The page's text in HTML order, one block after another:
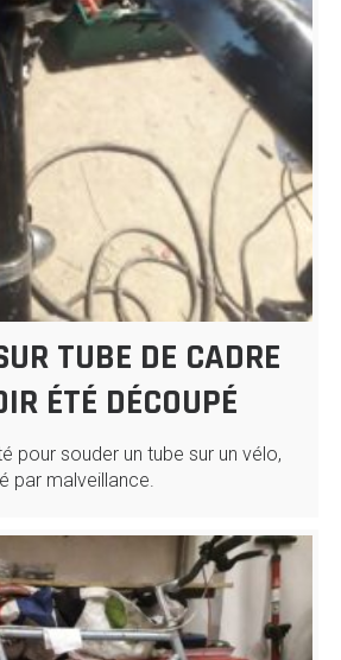
TUBE DE CADRE
ÉTÉ DÉCOUPÉ
pour souder un tube sur un vélo,
par malveillance.